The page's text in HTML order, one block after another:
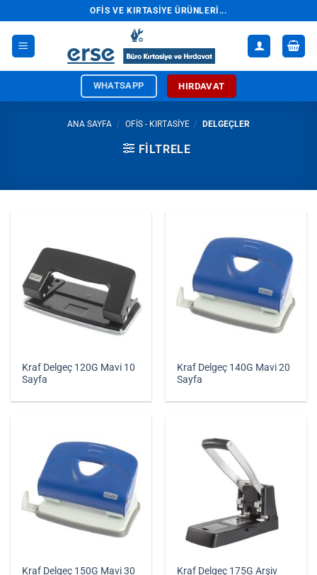
atla
OFIS VE KIRTASIYE ÜRÜNLERI...
WHATSAPP HIRDAVAT
ANA SAYFA / OFİS - KIRTASİYE / DELGEÇLER
FILTRELE
Kraf Delgeç 120G Mavi 10
Sayfa
Kraf Delgeç 140G Mavi 20
Sayfa
Kraf Delgeç 150G Mavi 30
Kraf Delgeç 175G Arşiv